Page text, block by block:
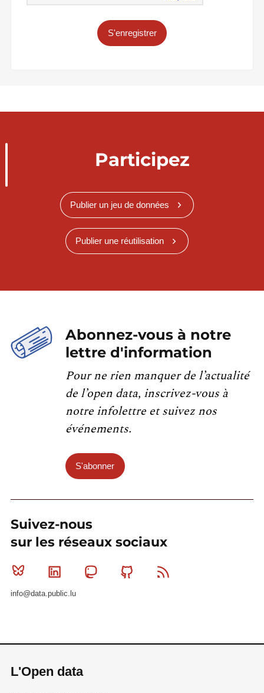
S'enregistrer
Participez
Publier un jeu de données
Publier une réutilisation
Abonnez-vous à notre
lettre d'information
Pour ne rien manquer de l’actualité
de l’open data, inscrivez-vous à
notre infolettre et suivez nos
événements.
S'abonner
Suivez-nous
sur les réseaux sociaux
Bluesky Linkedin MastodonGithub
info@data.public.lu
L'Open data